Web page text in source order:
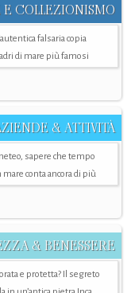
E COLLEZIONISMO
falsaria copia
di mare più famosi
& ATTIVITÀ
sapere che tempo
mare conta ancora di più
& BENESSERE
e protetta? Il segreto